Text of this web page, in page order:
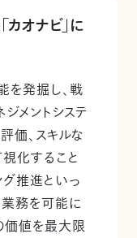
カオナビ」に
を発掘し、戦
メントシステ
価、スキルな
化すること
グ推進といっ
業務を可能に
価値を最大限